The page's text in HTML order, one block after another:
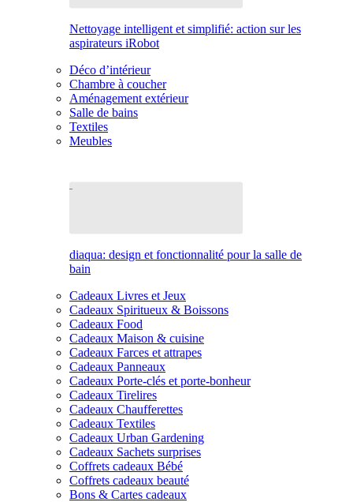
Nettoyage intelligent et simplifié: action sur les
aspirateurs iRobot
Déco d’intérieur
Chambre à coucher
Aménagement extérieur
Salle de bains
Textiles
Meubles
diaqua: design et fonctionnalité pour la salle de
bain
Cadeaux Livres et Jeux
Cadeaux Spiritueux & Boissons
Cadeaux Food
Cadeaux Maison & cuisine
Cadeaux Farces et attrapes
Cadeaux Panneaux
Cadeaux Porte-clés et porte-bonheur
Cadeaux Tirelires
Cadeaux Chaufferettes
Cadeaux Textiles
Cadeaux Urban Gardening
Cadeaux Sachets surprises
Coffrets cadeaux Bébé
Coffrets cadeaux beauté
Bons & Cartes cadeaux